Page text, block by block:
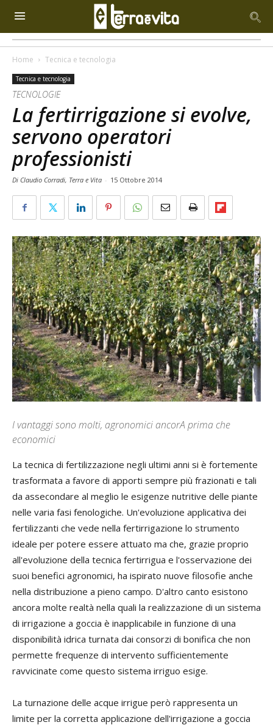
Home Tecnica e tecnologia
Tecnica e tecnologia
TECNOLOGIE
La fertirrigazione si evolve,
servono operatori
professionisti
Di Claudio Corradi, Terra e Vita - 15 Ottobre 2014
I vantaggi sono molti, agronomici ancorA prima che
economici
L a tecnica di fertilizzazione negli ultimi anni si è fortemente
trasformata a favore di apporti sempre più frazionati e tali
da assecondare al meglio le esigenze nutritive delle piante
nelle varia fasi fenologiche. Un'evoluzione applicativa dei
fertilizzanti che vede nella fertirrigazione lo strumento
ideale per potere essere attuato ma che, grazie proprio
all'evoluzione della tecnica fertirrigua e l'osservazione dei
suoi benefici agronomici, ha ispirato nuove filosofie anche
nella distribuzione a pieno campo. D'altro canto esistono
ancora molte realtà nella quali la realizzazione di un sistema
di irrigazione a goccia è inapplicabile in funzione di una
disponibilità idrica turnata dai consorzi di bonifica che non
permette frequenze di intervento sufficientemente
ravvicinate come questo sistema irriguo esige.
La turnazione delle acque irrigue però rappresenta un
limite per la corretta applicazione dell'irrigazione a goccia